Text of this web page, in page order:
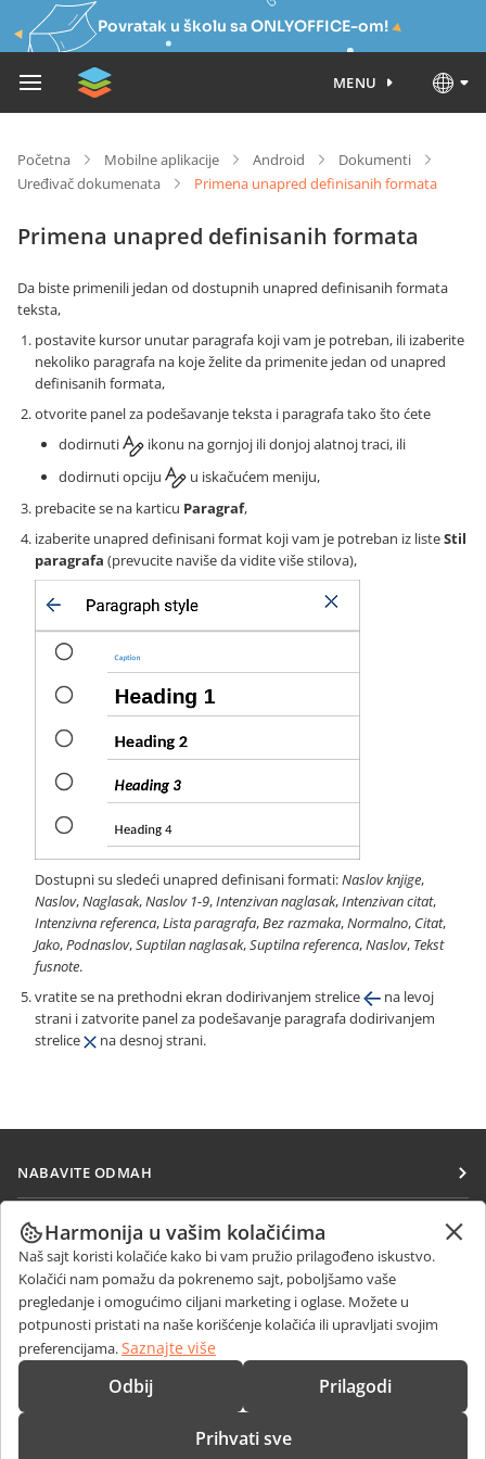
Povratak u školu sa ONLYOFFICE-om!
MENU
Početna Mobilne aplikacije Android
Dokumenti
Uređivač dokumenata
Primena unapred definisanih formata
Primena unapred definisanih formata
Da biste primenili jedan od dostupnih unapred definisanih formata
teksta,
postavite kursor unutar paragrafa koji vam je potreban, ili izaberite
nekoliko paragrafa na koje želite da primenite jedan od unapred
definisanih formata,
otvorite panel za podešavanje teksta i paragrafa tako što ćete
dodirnuti
ikonu na gornjoj ili donjoj alatnoj traci, ili
dodirnuti opciju
u iskačućem meniju,
prebacite se na karticu Paragraf,
izaberite unapred definisani format koji vam je potreban iz listeStil
paragrafa (prevucite naviše da vidite više stilova),
Dostupni su sledeći unapred definisani formati:Naslov knjige,
Naslov,Naglasak,Naslov 1-9,Intenzivan naglasak,Intenzivan citat,
Intenzivna referenca,Lista paragrafa,Bez razmaka,Normalno, Citat,
Jako,Podnaslov,Suptilan naglasak,Suptilna referenca,Naslov, Tekst
fusnote.
vratite se na prethodni ekran dodirivanjem strelice
na levoj
strani i zatvorite panel za podešavanje paragrafa dodirivanjem
strelice
na desnoj strani.
NABAVITE ODMAH
Docs
DocSpace
Workspace
Konektori
Desktop aplikacije
Mobilne aplikacije
SARAĐUJTE
Za doprinosioce
Za prevodioce
Za influensere
Slobodna radna mesta
PRIMAJTE VESTI
Blog
DOBIJTE POMOĆ
Forum
KONTAKTIRAJTE NAS
Pitanja o prodaji
sales@onlyoffice.com
Harmonija u vašim kolačićima
Naš sajt koristi kolačiće kako bi vam pružio prilagođeno iskustvo.
Kolačići nam pomažu da pokrenemo sajt, poboljšamo vaše
pregledanje i omogućimo ciljani marketing i oglase. Možete u
potpunosti pristati na naše korišćenje kolačića ili upravljati svojim
preferencijama.Saznajte više
Odbij Prilagodi
Prihvati sve